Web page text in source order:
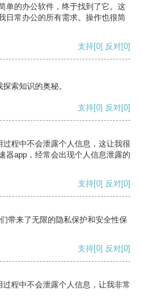
单的办公软件，终于找到了它。这
日常办公的所有需求。操作也很简
支持[0] 反对[0]
索知识的奥秘。
支持[0] 反对[0]
程中不会泄露个人信息，这让我很
器app，经常会出现个人信息泄露的
支持[0] 反对[0]
带来了无限的隐私保护和安全性保
支持[0] 反对[0]
程中不会泄露个人信息，让我非常